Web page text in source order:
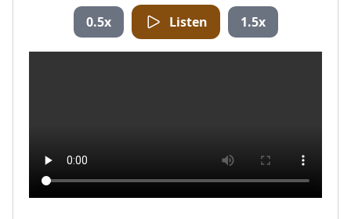
0.5x Listen 1.5x